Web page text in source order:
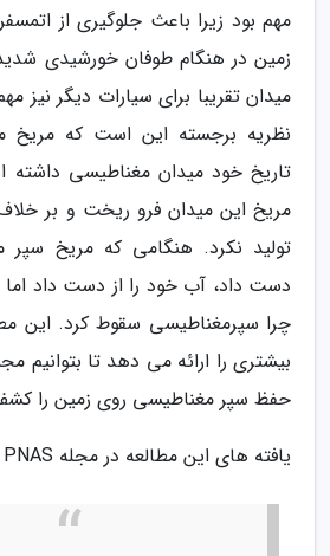
مهم بود زیرا باعث جلوگیری از
زمین در هنگام طوفان خورشیدی
میدان تقریبا برای سیارات دیگر نیز
نظریه برجسته این است که مریخ
تاریخ خود میدان مغناطیسی داشته
مریخ این میدان فرو ریخت و بر
تولید نکرد. هنگامی که مریخ سپر
دست داد، آب خود را از دست داد اما
چرا سپرمغناطیسی سقوط کرد. این
بیشتری را ارائه می دهد تا بتوانیم
حفظ سپر مغناطیسی روی زمین را
یافته های این مطالعه در مجله PNAS منتشر شده است.